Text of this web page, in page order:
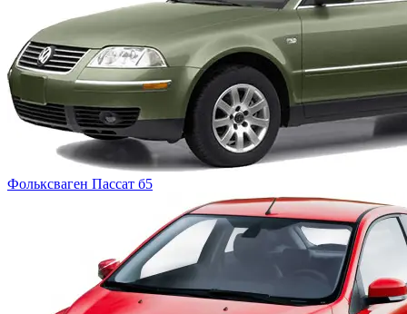
Фольксваген Пассат б5